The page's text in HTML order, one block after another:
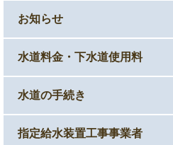
お知らせ
水道料金・下水道使用料
水道の手続き
指定給水装置工事事業者